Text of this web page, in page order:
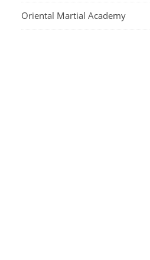
Oriental Martial Academy